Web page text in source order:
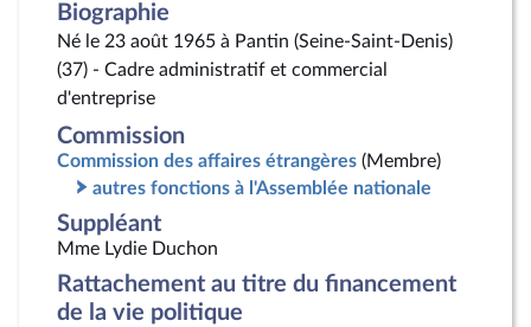
Biographie
Né le 23 août 1965 à Pantin (Seine-Saint-Denis)
(37) - Cadre administratif et commercial
d'entreprise
Commission
Commission des affaires étrangères (Membre)
autres fonctions à l'Assemblée nationale
Suppléant
Mme Lydie Duchon
Rattachement au titre du financement
de la vie politique